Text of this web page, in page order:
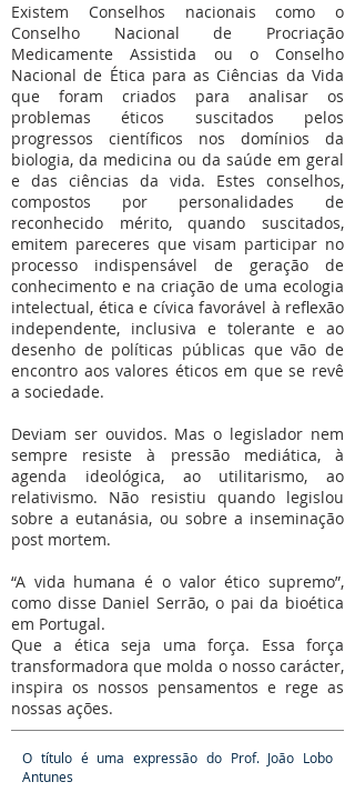
Existem Conselhos nacionais como o
Conselho Nacional de Procriação
Medicamente Assistida ou o Conselho
Nacional de Ética para as Ciências da Vida
que foram criados para analisar os
problemas éticos suscitados pelos
progressos científicos nos domínios da
biologia, da medicina ou da saúde em geral
e das ciências da vida. Estes conselhos,
compostos por personalidades de
reconhecido mérito, quando suscitados,
emitem pareceres que visam participar no
processo indispensável de geração de
conhecimento e na criação de uma ecologia
intelectual, ética e cívica favorável à reflexão
independente, inclusiva e tolerante e ao
desenho de políticas públicas que vão de
encontro aos valores éticos em que se revê
a sociedade.
Deviam ser ouvidos. Mas o legislador nem
sempre resiste à pressão mediática, à
agenda ideológica, ao utilitarismo, ao
relativismo. Não resistiu quando legislou
sobre a eutanásia, ou sobre a inseminação
post mortem.
“A vida humana é o valor ético supremo”,
como disse Daniel Serrão, o pai da bioética
em Portugal.
Que a ética seja uma força. Essa força
transformadora que molda o nosso carácter,
inspira os nossos pensamentos e rege as
nossas ações.
O título é uma expressão do Prof. João Lobo
Antunes